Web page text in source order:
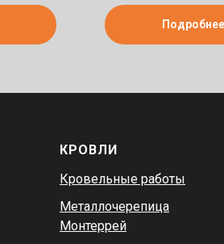
Подробнее
КРОВЛИ
Кровельные работы
Металлочерепица
Монтеррей